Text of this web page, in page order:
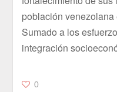
población
Sumado a los
integración
0